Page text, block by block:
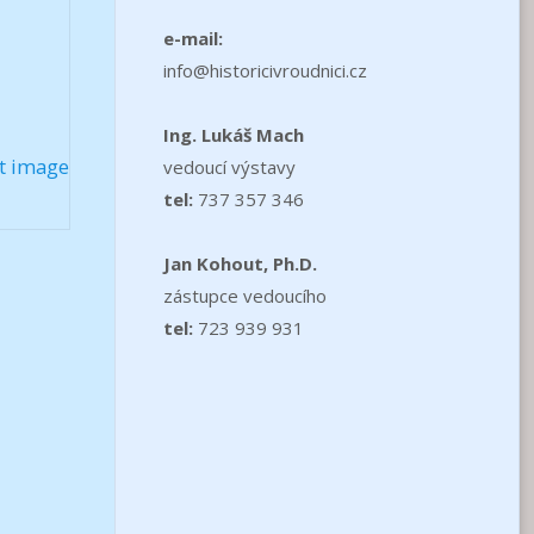
image
e-mail:
info@historicivroudnici.cz
Ing. Lukáš Mach
vedoucí výstavy
tel:737 357 346
Jan Kohout, Ph.D.
zástupce vedoucího
tel:723 939 931